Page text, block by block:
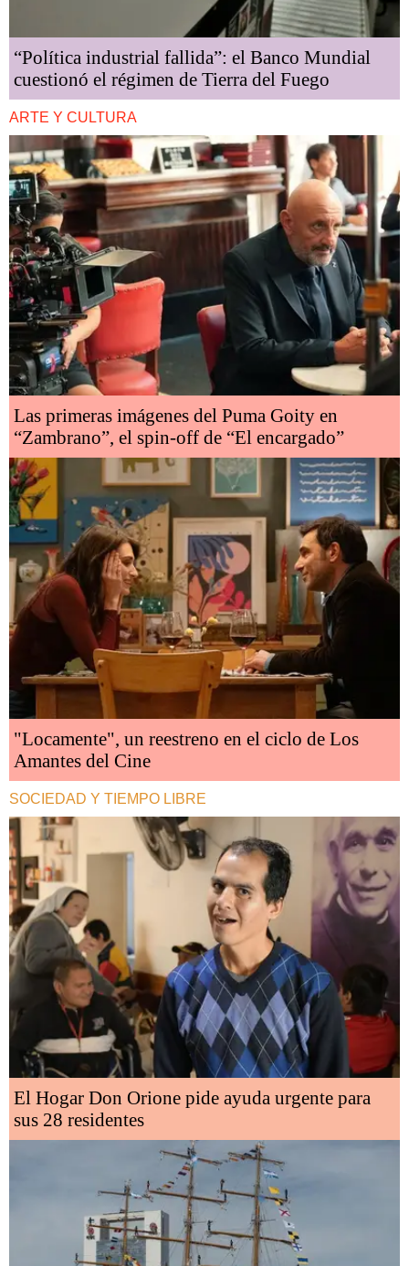
“Política industrial fallida”: el Banco Mundial
cuestionó el régimen de Tierra del Fuego
ARTE Y CULTURA
Las primeras imágenes del Puma Goity en
“Zambrano”, el spin-off de “El encargado”
"Locamente", un reestreno en el ciclo de Los
Amantes del Cine
SOCIEDAD Y TIEMPO LIBRE
El Hogar Don Orione pide ayuda urgente para
sus 28 residentes